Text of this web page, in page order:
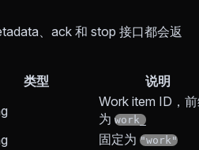
、ack 和 stop 接口都会返
类型 说明
Work item ID，
为 work_
固定为 "work"